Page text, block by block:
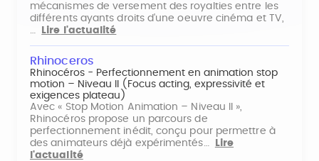
mécanismes de versement des royalties entre les
différents ayants droits d'une oeuvre cinéma et TV,
Lire l'actualité
Rhinoceros
Rhinocéros - Perfectionnement en animation stop
motion – Niveau II (Focus acting, expressivité et
exigences plateau)
Avec « Stop Motion Animation – Niveau II »,
Rhinocéros propose un parcours de
perfectionnement inédit, conçu pour permettre à
des animateurs déjà expérimentés…
Lire
l'actualité